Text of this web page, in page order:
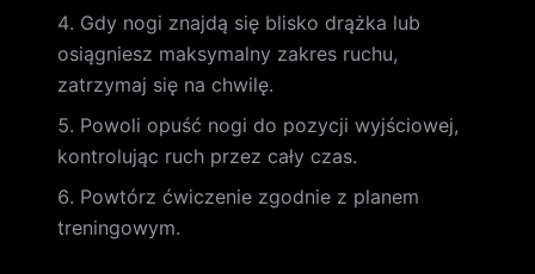
Gdy nogi znajdą się blisko drążka lub
osiągniesz maksymalny zakres ruchu,
zatrzymaj się na chwilę.
Powoli opuść nogi do pozycji wyjściowej,
kontrolując ruch przez cały czas.
Powtórz ćwiczenie zgodnie z planem
treningowym.